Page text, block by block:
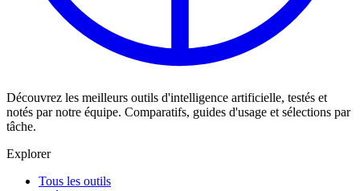
Découvrez les meilleurs outils d'intelligence artificielle, testés et
notés par notre équipe. Comparatifs, guides d'usage et sélections par
tâche.
Explorer
Tous les outils